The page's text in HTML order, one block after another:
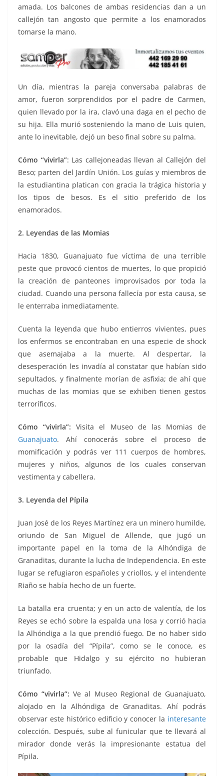
amada. Los balcones de ambas residencias dan a un
callejón tan angosto que permite a los enamorados
tomarse la mano.
Un día, mientras la pareja conversaba palabras de
amor, fueron sorprendidos por el padre de Carmen,
quien llevado por la ira, clavó una daga en el pecho de
su hija. Ella murió sosteniendo la mano de Luis quien,
ante lo inevitable, dejó un beso final sobre su palma.
Cómo “vivirla”: Las callejoneadas llevan al Callejón del
Beso; parten del Jardín Unión. Los guías y miembros de
la estudiantina platican con gracia la trágica historia y
los tipos de besos. Es el sitio preferido de los
enamorados.
2. Leyendas de las Momias
Hacia 1830, Guanajuato fue víctima de una terrible
peste que provocó cientos de muertes, lo que propició
la creación de panteones improvisados por toda la
ciudad. Cuando una persona fallecía por esta causa, se
le enterraba inmediatamente.
Cuenta la leyenda que hubo entierros vivientes, pues
los enfermos se encontraban en una especie de shock
que asemajaba a la muerte. Al despertar, la
desesperación les invadía al constatar que habían sido
sepultados, y finalmente morían de asfixia; de ahí que
muchas de las momias que se exhiben tienen gestos
terroríficos.
Cómo “vivirla”:Visita el Museo de las Momias de
Guanajuato. Ahí conocerás sobre el proceso de
momificación y podrás ver 111 cuerpos de hombres,
mujeres y niños, algunos de los cuales conservan
vestimenta y cabellera.
3. Leyenda del Pípila
Juan José de los Reyes Martínez era un minero humilde,
oriundo de San Miguel de Allende, que jugó un
importante papel en la toma de la Alhóndiga de
Granaditas, durante la lucha de Independencia. En este
lugar se refugiaron españoles y criollos, y el intendente
Riaño se había hecho de un fuerte.
La batalla era cruenta; y en un acto de valentía, de los
Reyes se echó sobre la espalda una losa y corrió hacia
la Alhóndiga a la que prendió fuego. De no haber sido
por la osadía del “Pípila”, como se le conoce, es
probable que Hidalgo y su ejército no hubieran
triunfado.
Cómo “vivirla”: Ve al Museo Regional de Guanajuato,
alojado en la Alhóndiga de Granaditas. Ahí podrás
observar este histórico edificio y conocer la interesante
colección. Después, sube al funicular que te llevará al
mirador donde verás la impresionante estatua del
Pípila.